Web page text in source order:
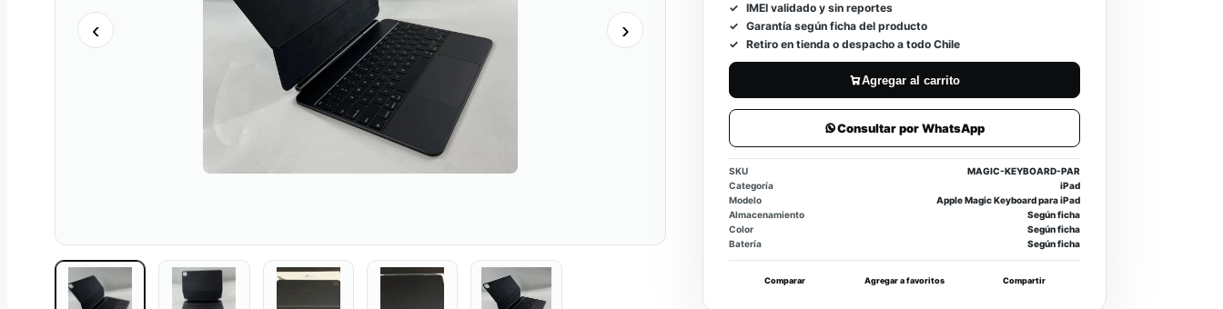
‹ ›
IMEI validado y sin reportes
Garantía según ficha del producto
Retiro en tienda o despacho a todo Chile
Agregar al carrito
Consultar por WhatsApp
SKU
MAGIC-KEYBOARD-PAR
Categoría
iPad
Modelo
Apple Magic Keyboard para iPad
Almacenamiento
Según ficha
Color
Según ficha
Batería
Según ficha
Comparar Agregar a favoritos Compartir